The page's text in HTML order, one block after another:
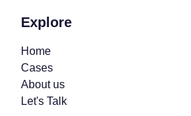
Explore
Home
Cases
About us
Let's Talk